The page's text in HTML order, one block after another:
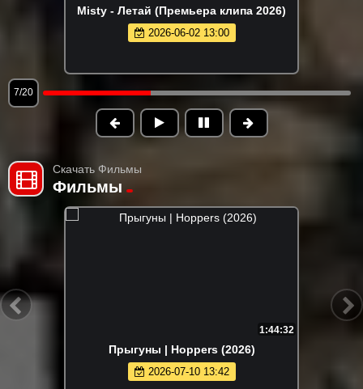
Misty - Летай (Премьера клипа 2026)
2026-06-02 13:00
7/20
Скачать Фильмы
Фильмы
1:44:32
Прыгуны | Hoppers (2026)
2026-07-10 13:42